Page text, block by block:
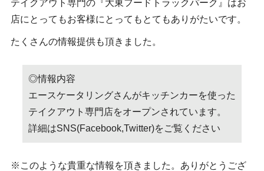
テイクアウト専門の『大東フードトラックパーク』はお
店にとってもお客様にとってもとてもありがたいです。
たくさんの情報提供も頂きました。
◎情報内容
エースケータリングさんがキッチンカーを使った
テイクアウト専門店をオープンされています。
詳細はSNS(Facebook,Twitter)をご覧ください
※このような貴重な情報を頂きました。ありがとうござ